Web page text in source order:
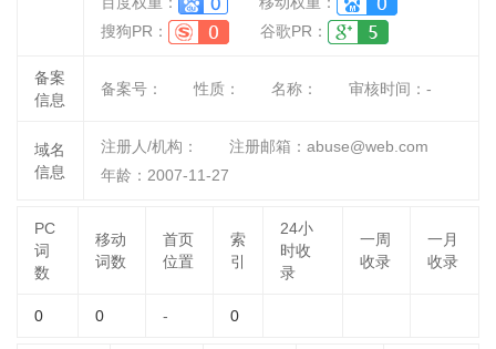
搜狗PR：
谷歌PR：
备案
信息
备案号： 性质： 名称： 审核时间： -
域名
信息
注册人/机构：
注册邮箱：abuse@web.com
年龄：2007-11-27
PC
词
数
移动
词数
首页
位置
索
引
24小
时收
录
一周
收录
一月
收录
0 0 - 0